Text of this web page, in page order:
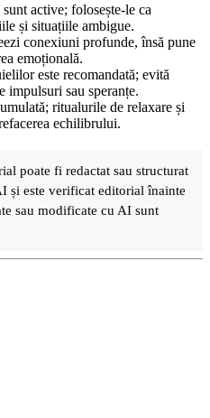
active; folosește-le ca
și situațiile ambigue.
conexiuni profunde, însă pune
emoțională.
este recomandată; evită
impulsuri sau speranțe.
ritualurile de relaxare și
echilibrului.
poate fi redactat sau structurat
și este verificat editorial înainte
sau modificate cu AI sunt